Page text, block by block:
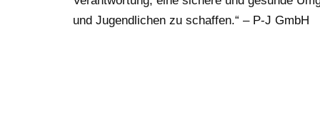
und Jugendlichen zu schaffen.“ – P-J GmbH